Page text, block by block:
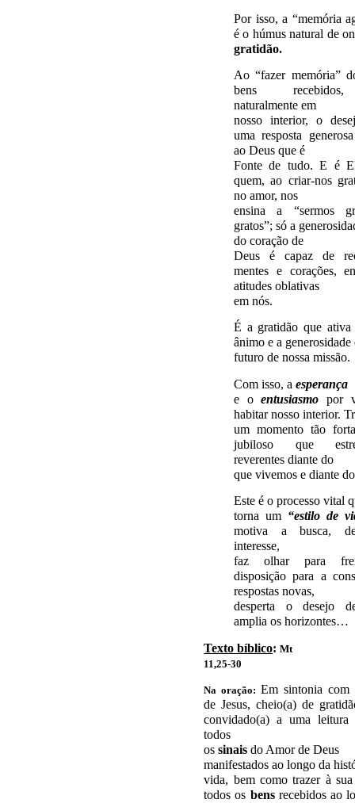
Por isso, a “memória
é o húmus natural de
gratidão.
Ao “fazer memória”
bens
naturalmente em
nosso interior, o
uma resposta
ao Deus que é
Fonte de tudo. E é
quem, ao criar-nos
no amor, nos
ensina a “sermos
gratos”; só a
do coração de
Deus é capaz de
mentes e corações,
atitudes oblativas
em nós.
É a gratidão que
ânimo e a generosidade
futuro de nossa missão.
Com isso, a esperança
e oentusiasmo por
habitar nosso interior.
um momento tão
jubiloso que
reverentes diante do
que vivemos e diante
Este é o processo vital
torna um “estilo de
motiva a busca,
interesse,
faz olhar para
disposição para a
respostas novas,
desperta o desejo
amplia os horizontes…
Texto bíblico:Mt
11,25-30
Na oração: Em sintonia com
de Jesus, cheio(a) de
convidado(a) a uma leitura
todos
ossinais do Amor de Deus
manifestados ao longo da
vida, bem como trazer à
todos os bensrecebidos ao